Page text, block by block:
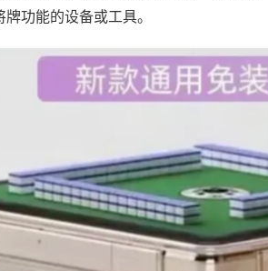
功能的设备或工具。